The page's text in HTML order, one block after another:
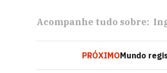
Acompanhe tudo sobre:
PRÓXIMOMundo